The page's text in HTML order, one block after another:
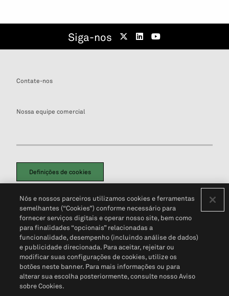
Siga-nos
Contate-nos
Nossa equipe comercial
Definições de cookies
Política de PrivacidadePortal de privacidade do cliente (em inglês)
Não Venda Minhas Informações Pessoais© 2026 S&P Global
Nós e nossos parceiros utilizamos cookies e ferramentas
semelhantes (“Cookies”) conforme necessário para
fornecer serviços digitais e operar nosso site, bem como
para finalidades “opcionais” relacionadas a
funcionalidade, desempenho (incluindo análise de dados)
e publicidade direcionada. Para aceitar, rejeitar ou
modificar suas configurações de cookies, utilize os
botões neste banner. Para mais informações ou para
alterar sua escolha posteriormente, consulte nosso Aviso
sobre Cookies.